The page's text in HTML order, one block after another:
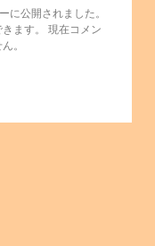
に公開されました。
ます。 現在コメン
。